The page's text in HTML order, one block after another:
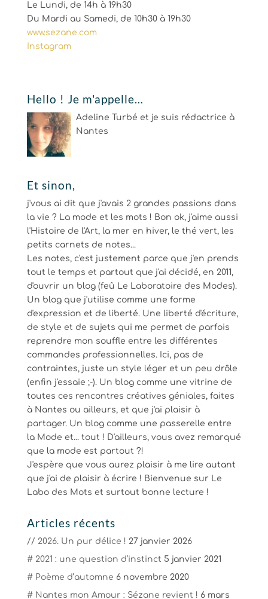
Le Lundi, de 14h à 19h30
Du Mardi au Samedi, de 10h30 à 19h30
www.sezane.com
Instagram
Hello ! Je m'appelle…
Adeline Turbé et je suis rédactrice à
Nantes
Et sinon,
j'vous ai dit que j'avais 2 grandes passions dans
la vie ? La mode et les mots ! Bon ok, j'aime aussi
l'Histoire de l'Art, la mer en hiver, le thé vert, les
petits carnets de notes...
Les notes, c'est justement parce que j'en prends
tout le temps et partout que j'ai décidé, en 2011,
d'ouvrir un blog (feû Le Laboratoire des Modes).
Un blog que j'utilise comme une forme
d'expression et de liberté. Une liberté d'écriture,
de style et de sujets qui me permet de parfois
reprendre mon souffle entre les différentes
commandes professionnelles. Ici, pas de
contraintes, juste un style léger et un peu drôle
(enfin j'essaie ;-). Un blog comme une vitrine de
toutes ces rencontres créatives géniales, faites
à Nantes ou ailleurs, et que j'ai plaisir à
partager. Un blog comme une passerelle entre
la Mode et... tout ! D'ailleurs, vous avez remarqué
que la mode est partout ?!
J'espère que vous aurez plaisir à me lire autant
que j'ai de plaisir à écrire ! Bienvenue sur Le
Labo des Mots et surtout bonne lecture !
Articles récents
// 2026. Un pur délice ! 27 janvier 2026
# 2021 : une question d’instinct 5 janvier 2021
# Poème d’automne 6 novembre 2020
# Nantes mon Amour : Sézane revient ! 6 mars